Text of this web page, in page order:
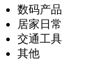
数码产品
居家日常
交通工具
其他